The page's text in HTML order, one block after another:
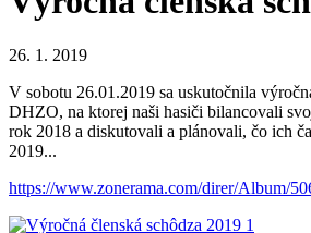
26. 1. 2019
V sobotu 26.01.2019 sa uskutočnila
DHZO, na ktorej naši hasiči bilancovali
rok 2018 a diskutovali a plánovali, čo ich
2019...
https://www.zonerama.com/direr/Album/